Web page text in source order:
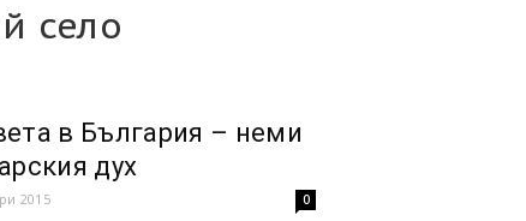
село
в България – неми
дух
2015 0